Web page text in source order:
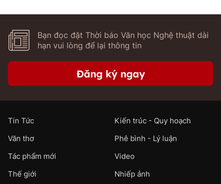
Bạn đọc đặt Thời báo Văn học Nghệ thuật dài
hạn vui lòng để lại thông tin
Đăng ký ngay
Tin Tức
Kiến trúc - Quy hoạch
Văn thơ
Phê bình - Lý luận
Tác phẩm mới
Video
Thế giới
Nhiếp ảnh